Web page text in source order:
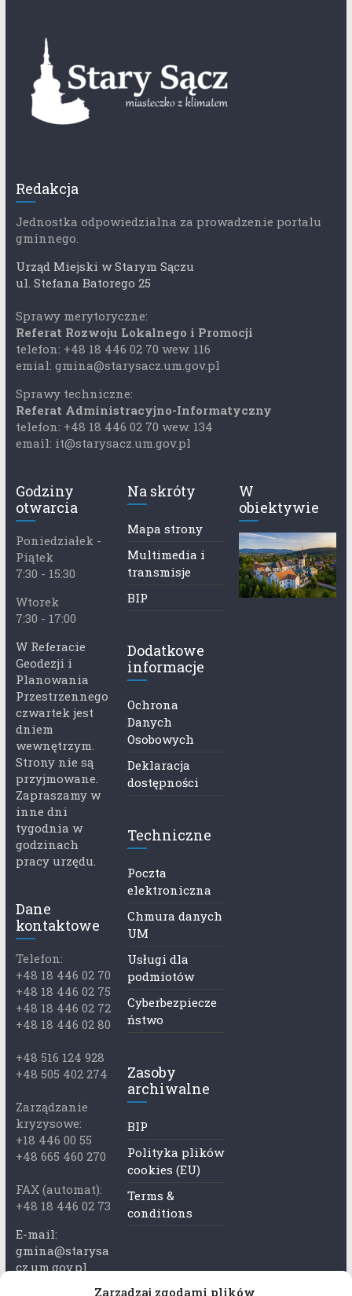
Zarządzaj zgodami plików
Redakcja
Jednostka odpowiedzialna za prowadzenie portalu
gminnego.
Urząd Miejski w Starym Sączu
ul. Stefana Batorego 25
Sprawy merytoryczne:
Referat Rozwoju Lokalnego i Promocji
telefon: +48 18 446 02 70 wew. 116
emial: gmina@starysacz.um.gov.pl
Sprawy techniczne:
Referat Administracyjno-Informatyczny
telefon: +48 18 446 02 70 wew. 134
email: it@starysacz.um.gov.pl
Godziny
otwarcia
Poniedziałek -
Piątek
7:30 - 15:30
Wtorek
7:30 - 17:00
W Referacie
Geodezji i
Planowania
Przestrzennego
czwartek jest
dniem
wewnętrzym.
Strony nie są
przyjmowane.
Zapraszamy w
inne dni
tygodnia w
godzinach
pracy urzędu.
Dane
kontaktowe
Telefon:
+48 18 446 02 70
+48 18 446 02 75
+48 18 446 02 72
+48 18 446 02 80
+48 516 124 928
+48 505 402 274
Zarządzanie
kryzysowe:
+18 446 00 55
+48 665 460 270
FAX (automat):
+48 18 446 02 73
E-mail:
gmina@starysa
cz.um.gov.pl
Na skróty
Mapa strony
Multimedia i
transmisje
BIP
Dodatkowe
informacje
Ochrona
Danych
Osobowych
Deklaracja
dostępności
Techniczne
Poczta
elektroniczna
Chmura danych
UM
Usługi dla
podmiotów
Cyberbezpiecze
ństwo
Zasoby
archiwalne
BIP
Polityka plików
cookies (EU)
Terms &
conditions
W
obiektywie